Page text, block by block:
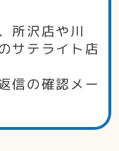
所沢店や川
サテライト店
信の確認メー